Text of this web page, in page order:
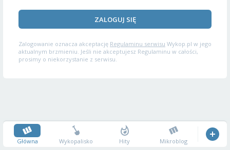
ZALOGUJ SIĘ
Zalogowanie oznacza akceptację Regulaminu serwisu Wykop.pl w jego
aktualnym brzmieniu. Jeśli nie akceptujesz Regulaminu w całości,
prosimy o niekorzystanie z serwisu.
Główna Wykopalisko Hity Mikroblog